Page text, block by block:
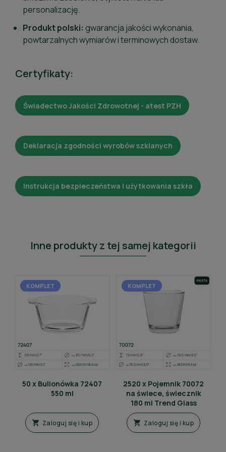
personalizację.
Produkt polski: gwarancja jakości wykonania,
powtarzalnych wymiarów i terminowych dostaw.
Certyfikaty:
Świadectwo Jakości Zdrowotnej - atest PZH
Deklaracja zgodności wyrobów szklanych
Instrukcja bezpieczeństwa i użytkowania szkła
Inne produkty z tej samej kategorii
KOMPLET
50 x Bulionówka 72407
550 ml
 Zaloguj się i kup
KOMPLET
2520 x Pojemnik 70072
na świece, świecznik
180 ml Trend Glass
 Zaloguj się i kup